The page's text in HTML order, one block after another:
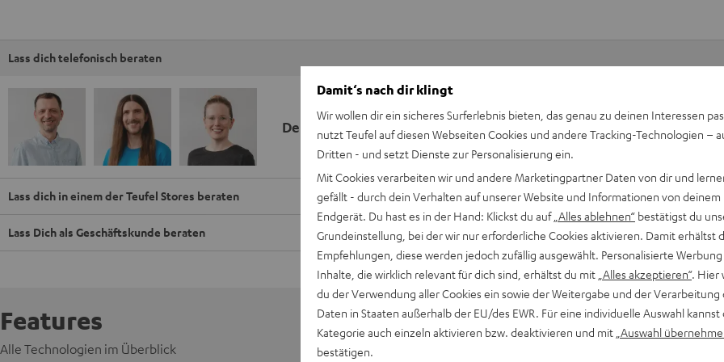
Lass dich telefonisch beraten
Deine Kaufberatung
Keinen Store in der Nähe? Kein
beraten dich auch persönlich am
Lass dich in einem der Teufel Stores beraten
Lass Dich als Geschäftskunde beraten
Features
Alle Technologien im Überblick
Damit‘s nach dir klingt
Wir wollen dir ein sicheres Surferlebnis bieten, das genau zu deinen Interessen
nutzt Teufel auf diesen Webseiten Cookies und andere Tracking-Technologien –
Dritten - und setzt Dienste zur Personalisierung ein.
Mit Cookies verarbeiten wir und andere Marketingpartner Daten von dir und
gefällt - durch dein Verhalten auf unserer Website und Informationen von deinem
Endgerät. Du hast es in der Hand: Klickst du auf „Alles ablehnen“ bestätigst du
Grundeinstellung, bei der wir nur erforderliche Cookies aktivieren. Damit erhältst
Empfehlungen, diese werden jedoch zufällig ausgewählt. Personalisierte
Inhalte, die wirklich relevant für dich sind, erhältst du mit „Alles akzeptieren“. Hier
du der Verwendung aller Cookies ein sowie der Weitergabe und der Verarbeitung
Daten in Staaten außerhalb der EU/des EWR. Für eine individuelle Auswahl kannst
Kategorie auch einzeln aktivieren bzw. deaktivieren und mit „Auswahl
bestätigen.